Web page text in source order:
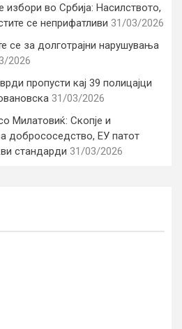
избори во Србија: Насилството,
се неприфатливи 31/03/2026
се за долготрајни нарушувања
2026
пропусти кај 39 полицајци
31/03/2026
Милатовиќ: Скопје и
добрососедство, ЕУ патот
стандарди 31/03/2026